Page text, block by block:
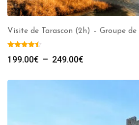
Visite de Tarascon (2h) – Groupe de
199.00€ – 249.00€
prix :